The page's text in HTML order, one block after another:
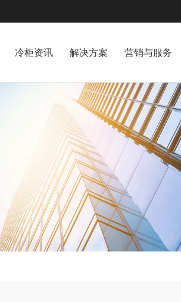
冷柜资讯 解决方案 营销与服务